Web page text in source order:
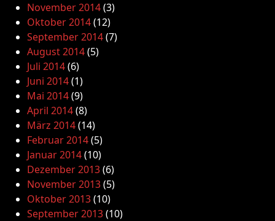
November 2014(3)
Oktober 2014(12)
September 2014(7)
August 2014(5)
Juli 2014(6)
Juni 2014(1)
Mai 2014(9)
April 2014(8)
März 2014(14)
Februar 2014(5)
Januar 2014(10)
Dezember 2013(6)
November 2013(5)
Oktober 2013(10)
September 2013(10)